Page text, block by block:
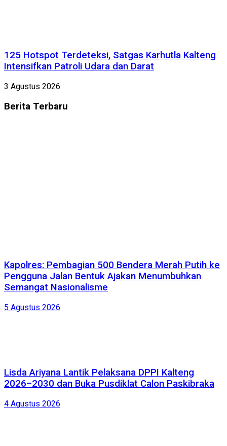
125 Hotspot Terdeteksi, Satgas Karhutla Kalteng
Intensifkan Patroli Udara dan Darat
3 Agustus 2026
Berita Terbaru
Kapolres: Pembagian 500 Bendera Merah Putih ke
Pengguna Jalan Bentuk Ajakan Menumbuhkan
Semangat Nasionalisme
5 Agustus 2026
Lisda Ariyana Lantik Pelaksana DPPI Kalteng
2026–2030 dan Buka Pusdiklat Calon Paskibraka
4 Agustus 2026